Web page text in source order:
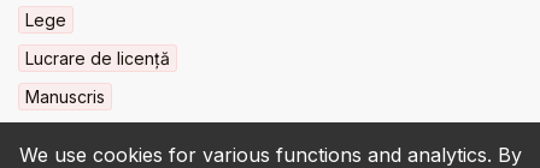
We use cookies for various functions and analytics. By
Lege
Lucrare de licență
Manuscris